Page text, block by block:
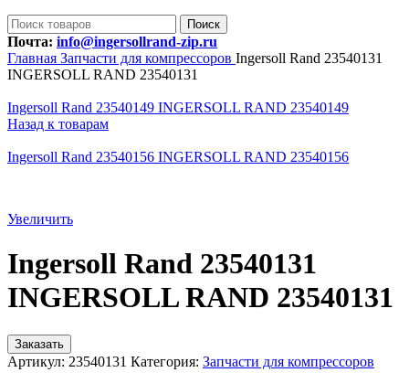
Поиск
Почта: info@ingersollrand-zip.ru
Главная Запчасти для компрессоров Ingersoll Rand 23540131
INGERSOLL RAND 23540131
Ingersoll Rand 23540149 INGERSOLL RAND 23540149
Назад к товарам
Ingersoll Rand 23540156 INGERSOLL RAND 23540156
Увеличить
Ingersoll Rand 23540131
INGERSOLL RAND 23540131
Заказать
Артикул: 23540131 Категория: Запчасти для компрессоров